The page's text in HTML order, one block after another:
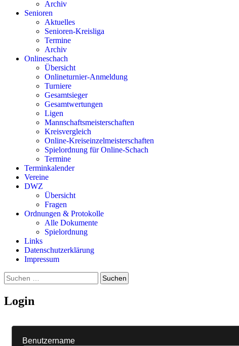
Archiv
Senioren
Aktuelles
Senioren-Kreisliga
Termine
Archiv
Onlineschach
Übersicht
Onlineturnier-Anmeldung
Turniere
Gesamtsieger
Gesamtwertungen
Ligen
Mannschaftsmeisterschaften
Kreisvergleich
Online-Kreiseinzelmeisterschaften
Spielordnung für Online-Schach
Termine
Terminkalender
Vereine
DWZ
Übersicht
Fragen
Ordnungen & Protokolle
Alle Dokumente
Spielordnung
Links
Datenschutzerklärung
Impressum
Suchen
nach:
Login
Benutzername